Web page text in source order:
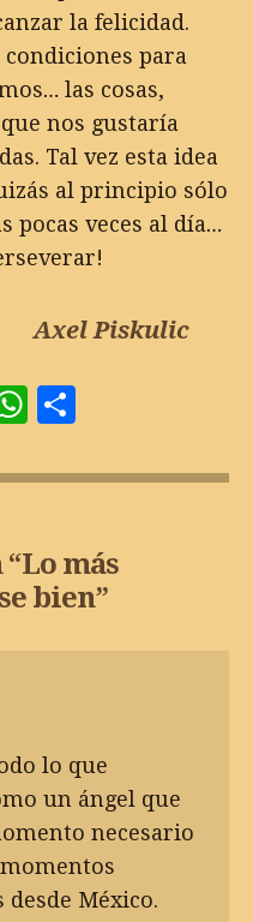
la felicidad.
condiciones para
las cosas,
nos gustaría
Tal vez esta idea
al principio sólo
pocas veces al día…
Axel Piskulic
WhatsApp
Lo más
bien”
lo que
un ángel que
necesario
desde México.